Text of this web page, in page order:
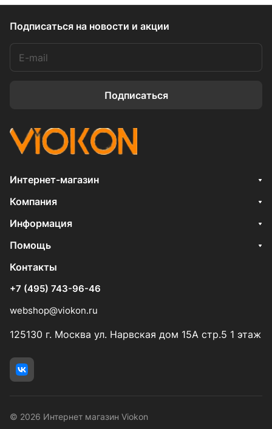
Подписаться на новости и акции
Подписаться
Интернет-магазин
Компания
Информация
Помощь
Контакты
+7 (495) 743-96-46
webshop@viokon.ru
125130 г. Москва ул. Нарвская дом 15А стр.5 1 этаж
© 2026 Интернет магазин Viokon